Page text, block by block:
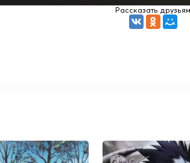
Рассказать друзьям